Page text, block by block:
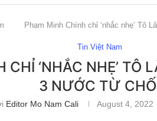
Phạm Minh Chính chỉ ‘nhắc nhẹ’ Tô
Tin Việt Nam
‘NHẮC NHẸ’ TÔ
3 NƯỚC TỪ
Editor Mo Nam Cali August 4, 2022